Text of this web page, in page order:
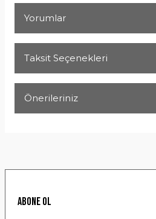
Yorumlar
Taksit Seçenekleri
Önerileriniz
Ürün resmi kalitesiz, bozuk veya
ABONE OL